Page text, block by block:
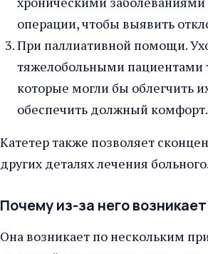
операции, чтобы выявить
При паллиативной помощи.
тяжелобольными пациентами
которые могли бы облегчить
обеспечить должный комфорт.
Катетер также позволяет
других деталях лечения больного.
Почему из-за него
Она возникает по нескольким